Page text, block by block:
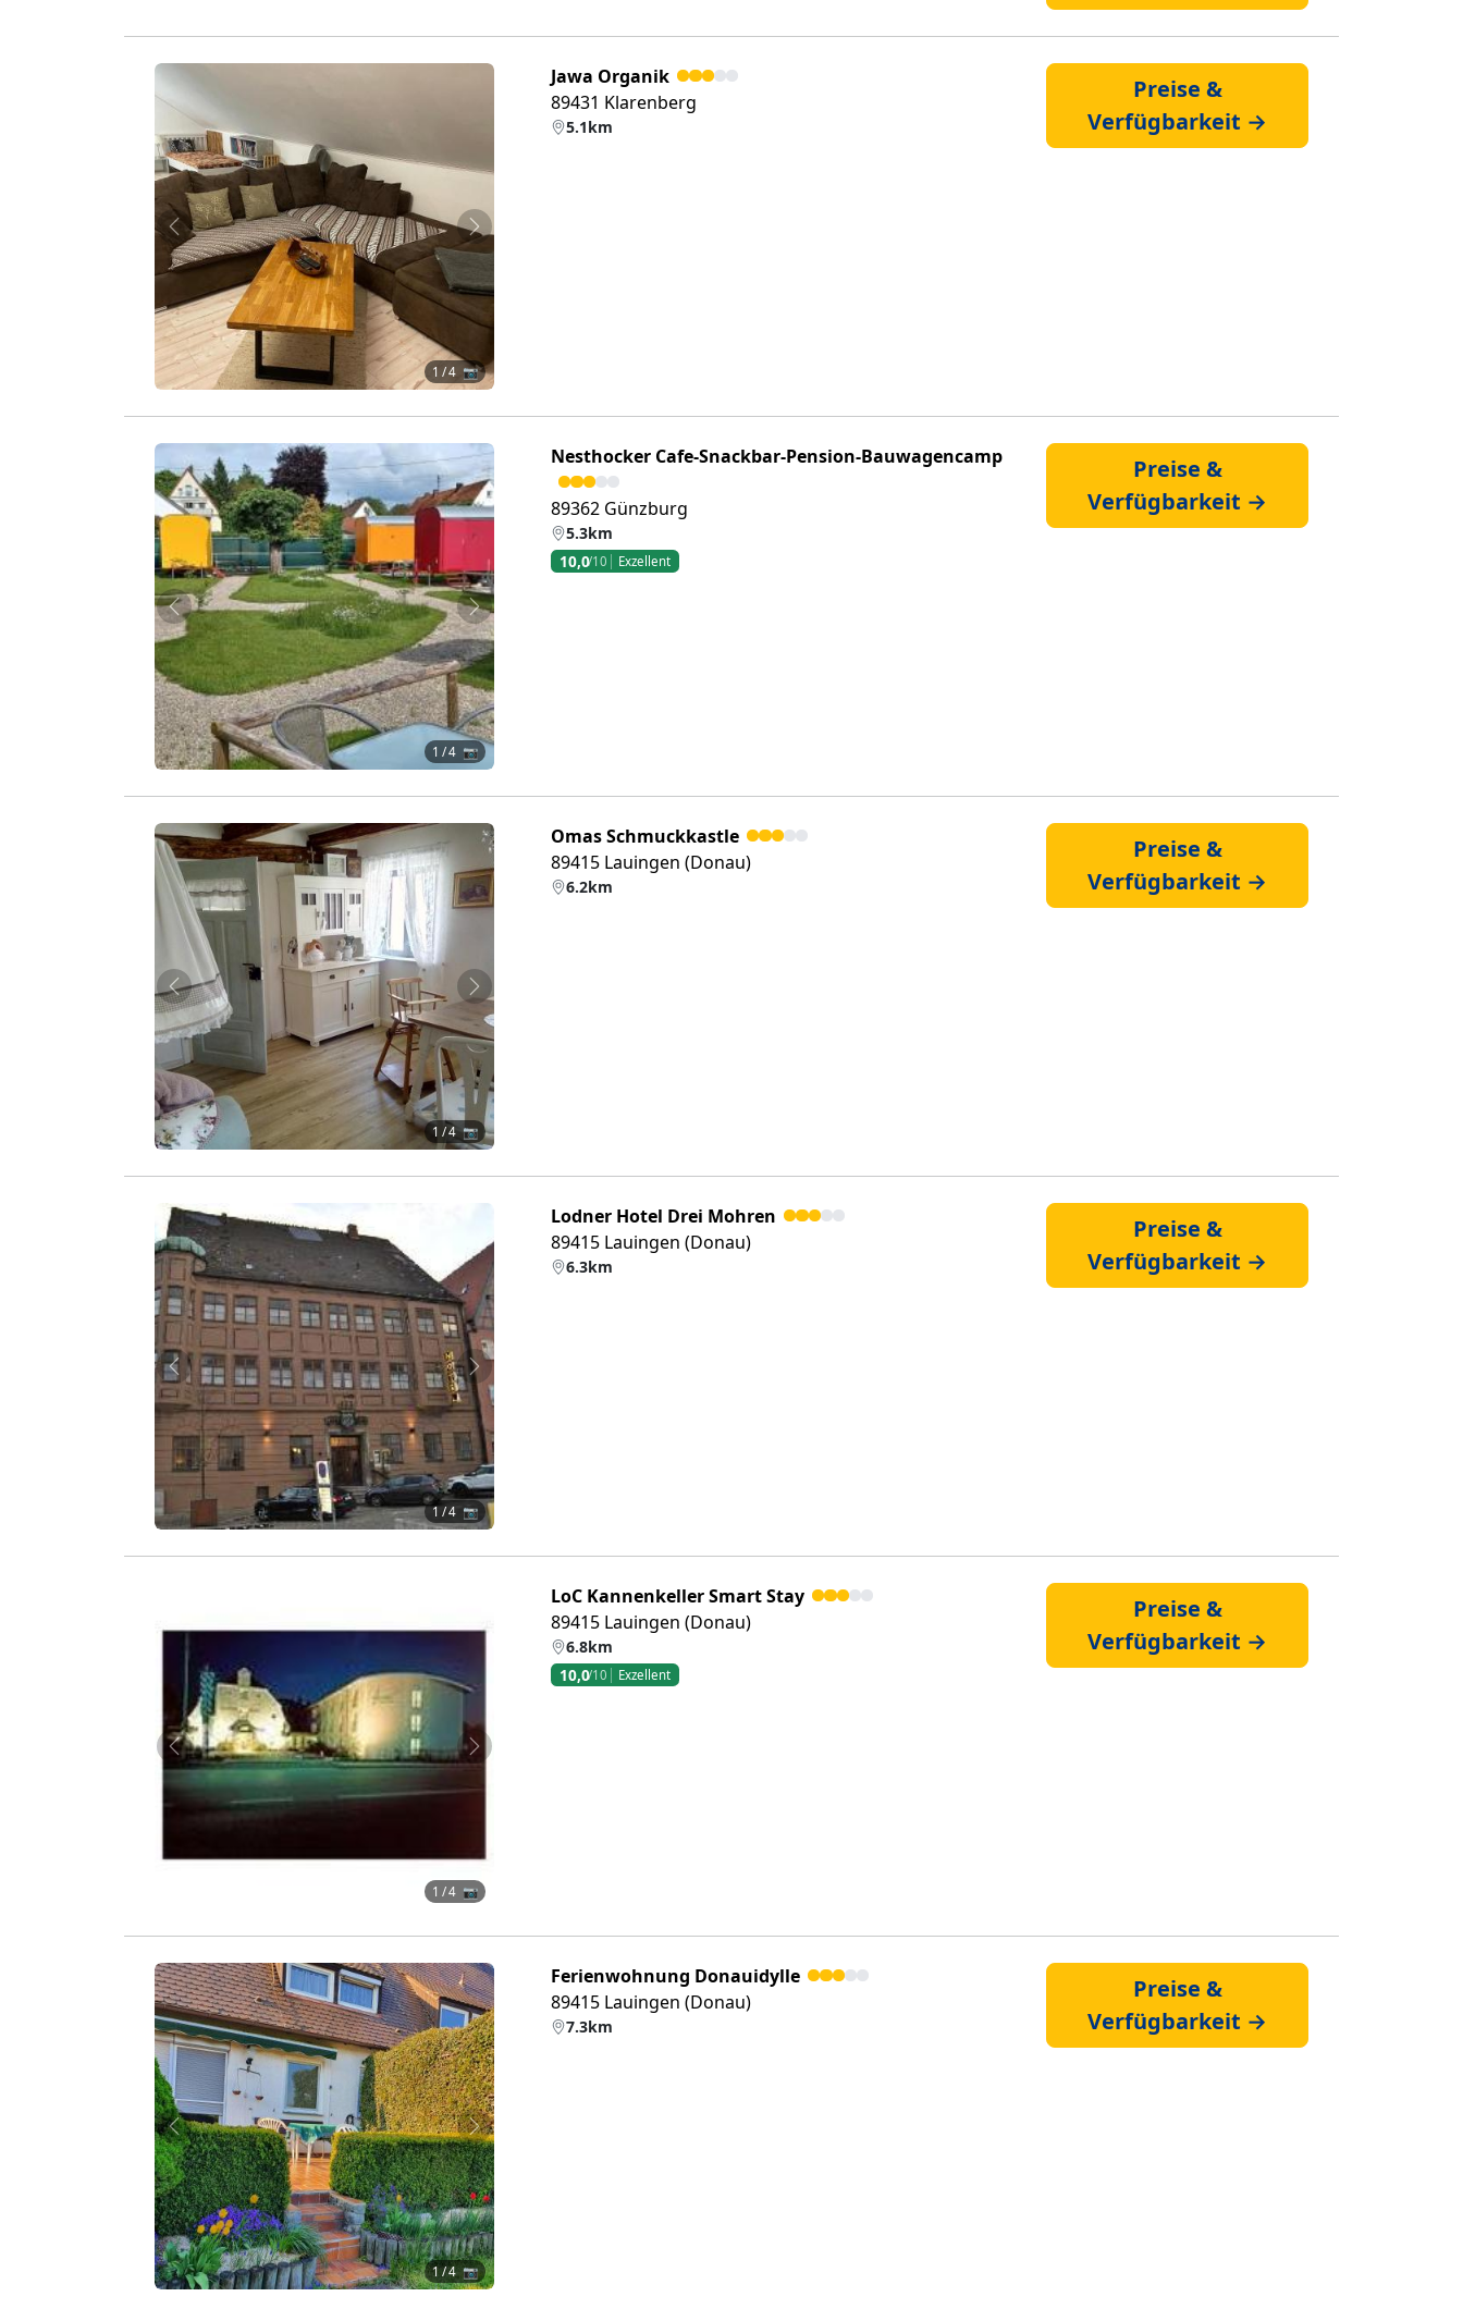
Zurück Weiter
1 / 4 📷
Jawa Organik
89431 Klarenberg
5.1km
Preise &
Verfügbarkeit →
Zurück Weiter
1 / 4 📷
Nesthocker Cafe-Snackbar-Pension-Bauwagencamp
89362 Günzburg
5.3km
10,0/10 Exzellent
Preise &
Verfügbarkeit →
Zurück Weiter
1 / 4 📷
Omas Schmuckkastle
89415 Lauingen (Donau)
6.2km
Preise &
Verfügbarkeit →
Zurück Weiter
1 / 4 📷
Lodner Hotel Drei Mohren
89415 Lauingen (Donau)
6.3km
Preise &
Verfügbarkeit →
Zurück Weiter
1 / 4 📷
LoC Kannenkeller Smart Stay
89415 Lauingen (Donau)
6.8km
10,0/10 Exzellent
Preise &
Verfügbarkeit →
Zurück Weiter
1 / 4 📷
Ferienwohnung Donauidylle
89415 Lauingen (Donau)
7.3km
Preise &
Verfügbarkeit →